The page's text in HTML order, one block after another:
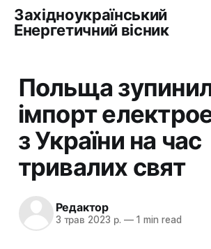
Західноукраїнський
Енергетичний вісник
Польща
імпорт
з України на час
тривалих свят
Редактор
3 трав 2023 р. —1 min read